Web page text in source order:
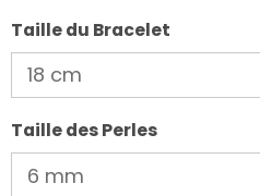
Taille du Bracelet
Taille des Perles